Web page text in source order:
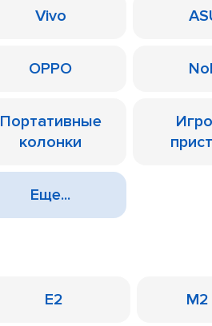
Vivo
OPPO
Портативные
колонки
Еще...
E2 M2